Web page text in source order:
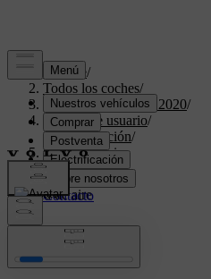
Soporte/
Todos los coches/
XC60 Twin Engine 2020/
Manual de usuario/
Climatización/
Calidad de aire
Calidad de aire